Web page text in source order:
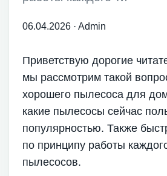
06.04.2026 ·Admin
Приветствую дорогие
мы рассмотрим такой
хорошего пылесоса для
какие пылесосы сейчас
популярностью. Также
по принципу работы
пылесосов.